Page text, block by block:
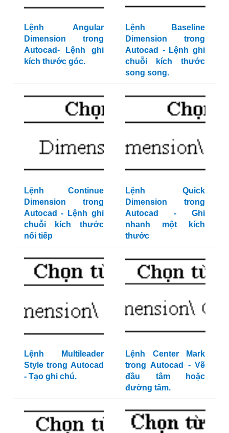
Lệnh Angular
Dimension trong
Autocad- Lệnh ghi
kích thước góc.
Lệnh Baseline
Dimension trong
Autocad - Lệnh ghi
chuỗi kích thước
song song.
Lệnh Continue
Dimension trong
Autocad - Lệnh ghi
chuỗi kích thước
nối tiếp
Lệnh Quick
Dimension trong
Autocad - Ghi
nhanh một kích
thước
Lệnh Multileader
Style trong Autocad
- Tạo ghi chú.
Lệnh Center Mark
trong Autocad - Vẽ
đầu tâm hoặc
đường tâm.